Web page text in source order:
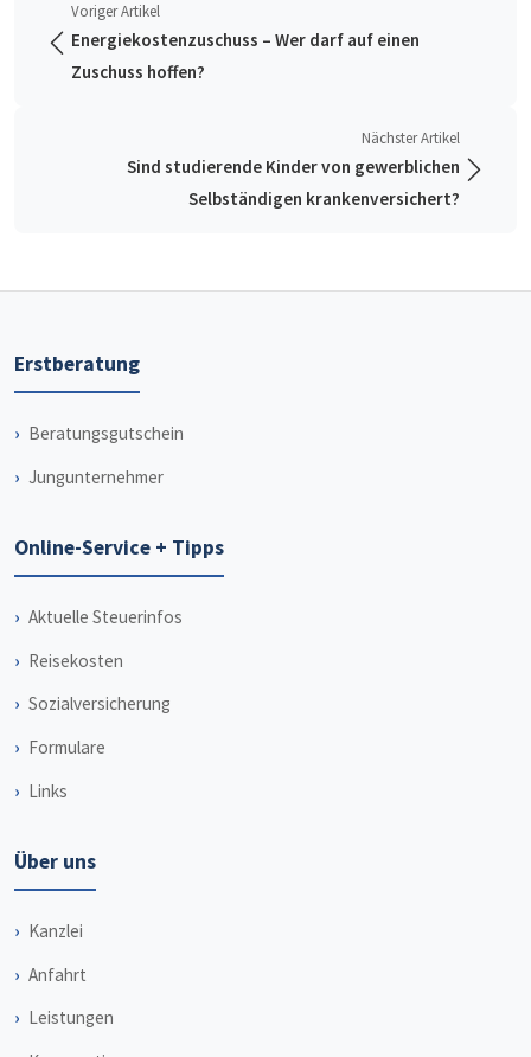
Voriger Artikel
Energiekostenzuschuss – Wer darf auf einen
Zuschuss hoffen?
Nächster Artikel
Sind studierende Kinder von gewerblichen
Selbständigen krankenversichert?
Erstberatung
Beratungsgutschein
Jungunternehmer
Online-Service + Tipps
Aktuelle Steuerinfos
Reisekosten
Sozialversicherung
Formulare
Links
Über uns
Kanzlei
Anfahrt
Leistungen